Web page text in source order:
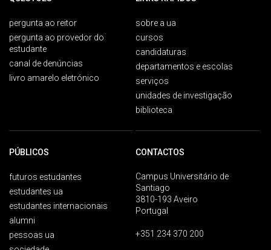
pergunta ao reitor
pergunta ao provedor do
estudante
canal de denúncias
livro amarelo eletrónico
sobre a ua
cursos
candidaturas
departamentos e escolas
serviços
unidades de investigação
biblioteca
PÚBLICOS
futuros estudantes
estudantes ua
estudantes internacionais
alumni
pessoas ua
CONTACTOS
Campus Universitário de
Santiago
3810-193 Aveiro
Portugal
+351 234 370 200